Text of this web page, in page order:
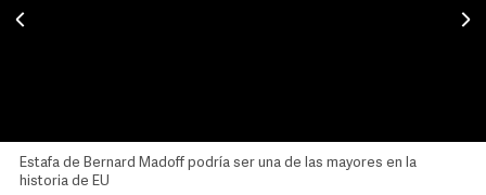
Estafa de Bernard Madoff podría ser una de las mayores en la
historia de EU